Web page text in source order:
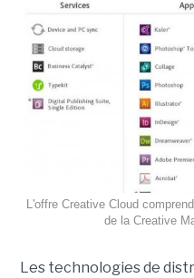
L'offre Creative Cloud
de la Creative
Les technologies de